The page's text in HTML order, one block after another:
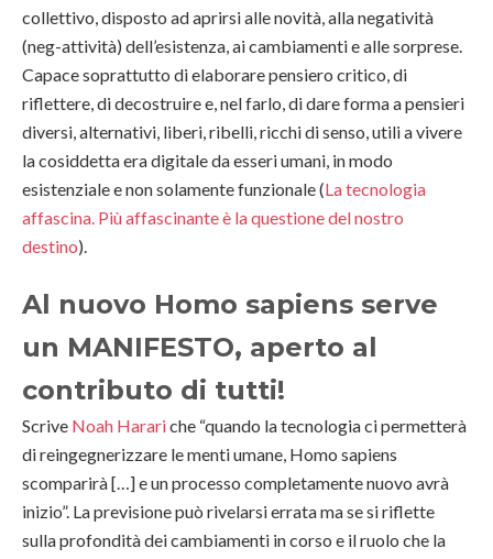
collettivo, disposto ad aprirsi alle novità, alla negatività
(neg-attività) dell’esistenza, ai cambiamenti e alle sorprese.
Capace soprattutto di elaborare pensiero critico, di
riflettere, di decostruire e, nel farlo, di dare forma a pensieri
diversi, alternativi, liberi, ribelli, ricchi di senso, utili a vivere
la cosiddetta era digitale da esseri umani, in modo
esistenziale e non solamente funzionale (La tecnologia
affascina. Più affascinante è la questione del nostro
destino).
Al nuovo Homo sapiens serve
un MANIFESTO, aperto al
contributo di tutti!
Scrive Noah Harariche “quando la tecnologia ci permetterà
di reingegnerizzare le menti umane, Homo sapiens
scomparirà […] e un processo completamente nuovo avrà
inizio”. La previsione può rivelarsi errata ma se si riflette
sulla profondità dei cambiamenti in corso e il ruolo che la